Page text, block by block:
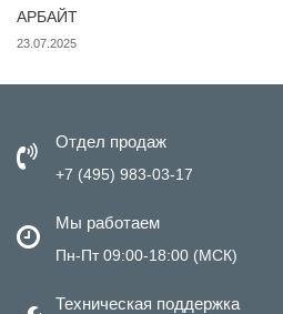
АРБАЙТ
23.07.2025
Отдел продаж
+7 (495) 983-03-17
Мы работаем
Пн-Пт 09:00-18:00 (МСК)
Техническая поддержка